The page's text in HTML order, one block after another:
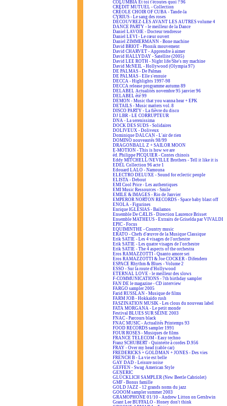
COLUMBIA Et toi t'écoutes quoi ? 96
CRÉDIT MUTUEL - Collection
CRÉOLE CHOIR OF CUBA - Tande-la
CYRIUS - Le sang des roses
DÉCOUVREZ-LES AVANT LES AUTRES volume 4
DANCE PARTY - le meilleur de la Dance
Daniel LAVOIE - Docteur tendresse
Daniel LEVI - Le cœur ouvert
Daniel ZIMMERMANN - Bone machine
David BRIOT - Phonik mouvement
David CHARVET - Apprendre à aimer
David HALLYDAY - Satellite (2005)
David LEE ROTH - Night life/She's my machine
David McNEIL - Hollywood (Olympia 97)
DE PALMAS - De Palmas
DE PALMAS - Elle s'ennuie
DECCA - Highlights 1997-98
DECCA release programme autumn 89
DELABEL Actualités novembre 95 janvier 96
DELABEL été 99
DEMON - Music that you wanna hear + EPK
DETAILS - Music matters vol. 8
DISCO PARTY - La fièvre du disco
DJ LBR - LE CORRUPTEUR
DNA - La serenissima
DOCK DES SUDS - Solidaires
DOLIVEUX - Doliveux
Dominique DALCAN - L'air de rien
DOMINO nouveautés 98/99
DRAGONBALL Z + SAILOR MOON
E-MOTION - This is how we are
éd. Philippe PICQUIER - Contes chinois
Eddy MITCHELL/NEVILLE Brothers - Tell it like it is
EDEL Collection 96 acte 1
Edouard LALO - Namouna
ELECTRO DELUXE - Sound for eclectic people
ELISTA - Debout
EMI Cool Price - Les authentiques
EMI Music Ressources - Smile
EMILE & IMAGES - Rio de Janvier
EMPEROR NORTON RECORDS - Space baby blast off
ENOLA - Figurines
Enrique IGLESIAS - Bailamos
Ensemble De CÆLIS - Direction Laurence Brisset
Ensemble MATHEUS - Extraits de Griselda par VIVALDI
EPIC - Focus
EQUIMINTHE - Country music
ERATO - Chefs d'œuvre de la Musique Classique
Erik SATIE - Les 4 visages de l'orchestre
Erik SATIE - Les quatre visages de l'orchestre
Erik SATIE - The 4 aspects of the orchestra
Eros RAMAZZOTTI - Quanto amore sei
Eros RAMAZZOTTI & Joe COCKER - Difendero
ESPACE Rhythm & Blues - Volume 2
ESSO - Sur la route d'Hollywood
ETERNAL LOVE - le meilleur des slows
F-COMMUNICATIONS - 7th birthday sampler
FAN DE le magazine - CD interview
FARGO sampler 2005
Farid RUSSLAN - Musique de films
FARM JOB - Hokkaïdo rush
FASZINATION MUSIK - Les clous du nouveau label
FATA MORGANA - Le petit monde
Festival BLUES SUR SEINE 2003
FNAC - Parcours black
FNAC MUSIC - Actualités Printemps 93
FOOD RECORDS sampler 1991
FOUR ROSES - Musiques de films
FRANCE TELECOM - Easy techno
Franz SCHUBERT - Quintette à cordes D.956
FRAY - Over my head (cable car)
FREDERICKS + GOLDMAN + JONES - Des vies
FRENCH B - La vie est belle
GAY DAD - Leisure noise
GEFFEN - Swag American Style
GENERIC
GLÜCKLICH SAMPLER (New Beetle Cabriolet)
GMF - Bonus famille
GOLD JAZZ - 12 grands noms du jazz
GOOOM sampler summer 2003
GRAMOPHONE 01/10 - Andrew Litton on Gershwin
Grant Lee BUFFALO - Honey don't think